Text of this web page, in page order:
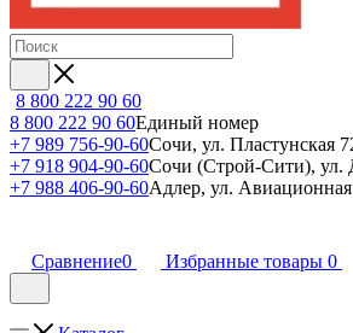
8 800 222 90 60
8 800 222 90 60Единый номер
+7 989 756-90-60Сочи, ул. Пластунская
+7 918 904-90-60Сочи (Строй-Сити), ул.
+7 988 406-90-60Адлер, ул.
Сравнение0 Избранные товары 0